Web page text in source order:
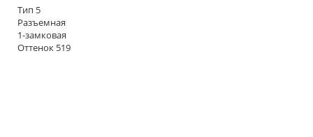
Тип 5
Разъемная
1-замковая
Оттенок 519